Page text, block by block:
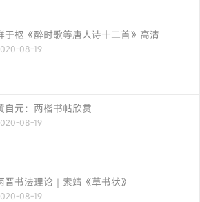
于枢《醉时歌等唐人诗十二首》高清
08-19
自元：两楷书帖欣赏
08-19
晋书法理论｜索靖《草书状》
08-19